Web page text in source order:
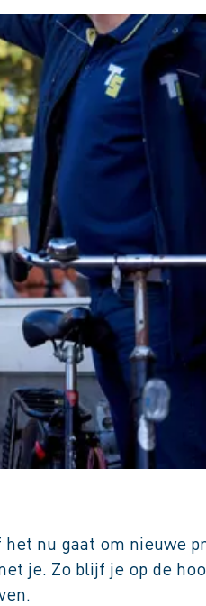
nu gaat om nieuwe
je. Zo blijf je op de